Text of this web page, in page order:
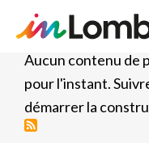
Aller
contenu
principal
Aucun contenu de
pour l'instant.
démarrer la